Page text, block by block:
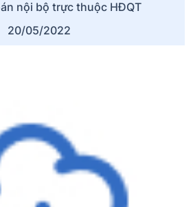
nội bộ trực thuộc HĐQT
20/05/2022